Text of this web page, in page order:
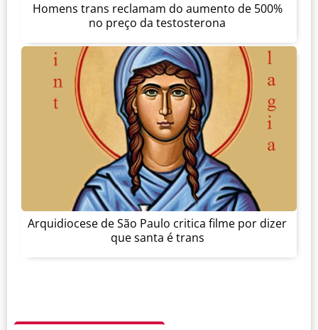
Homens trans reclamam do aumento de 500%
no preço da testosterona
Arquidiocese de São Paulo critica filme por dizer
que santa é trans